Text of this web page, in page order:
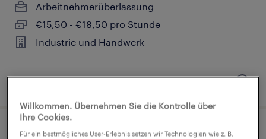
Arbeitnehmerüberlassung
€15,50 - €18,50 pro Stunde
Industrie und Handwerk
7. August 2026
Willkommen. Übernehmen Sie die Kontrolle über
Ihre Cookies.
Für ein bestmögliches User-Erlebnis setzen wir Technologien wie z. B.